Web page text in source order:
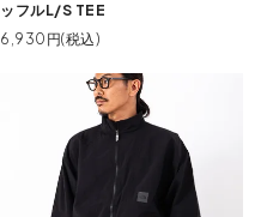
ッフルL/S TEE
6,930円(税込)